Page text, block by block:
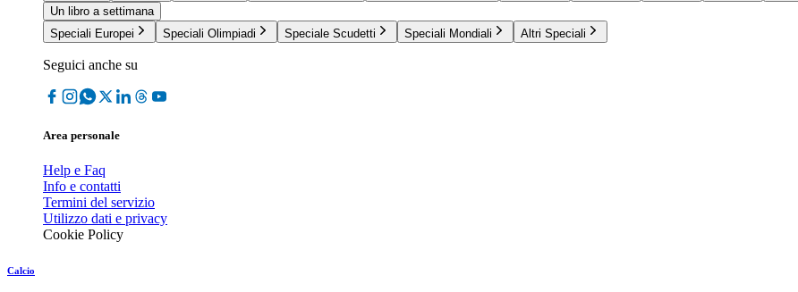
Un libro a settimana
Speciali Europei
Speciali Olimpiadi Speciale Scudetti Speciali Mondiali Altri Speciali
Seguici anche su
Area personale
Help e Faq
Info e contatti
Termini del servizio
Utilizzo dati e privacy
Cookie Policy
Calcio